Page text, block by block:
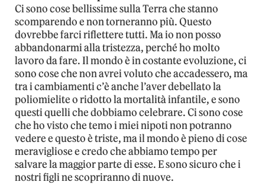
Ci sono cose bellissime sulla Terra che stanno
scomparendo e non torneranno più. Questo
dovrebbe farci riflettere tutti. Ma io non posso
abbandonarmi alla tristezza, perché ho molto
lavoro da fare. Il mondo è in costante evoluzione, ci
sono cose che non avrei voluto che accadessero, ma
tra i cambiamenti c’è anche l’aver debellato la
poliomielite o ridotto la mortalità infantile, e sono
questi quelli che dobbiamo celebrare. Ci sono cose
che ho visto che temo i miei nipoti non potranno
vedere e questo è triste, ma il mondo è pieno di cose
meravigliose e credo che abbiamo tempo per
salvare la maggior parte di esse. E sono sicuro che i
nostri figli ne scopriranno di nuove.